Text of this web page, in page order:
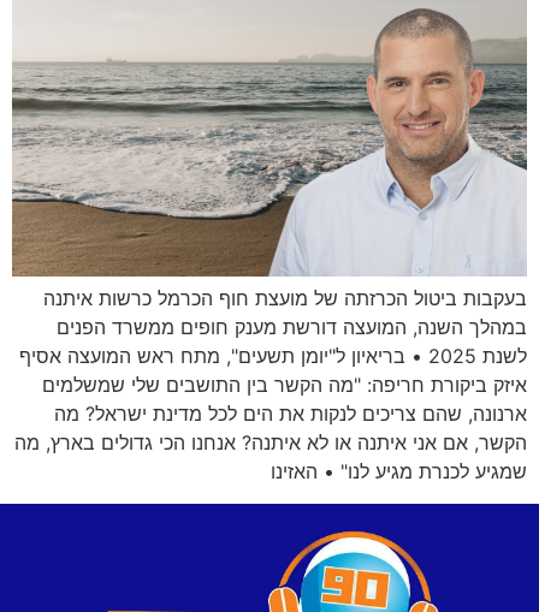
בעקבות ביטול הכרזתה של מועצת חוף הכרמל כרשות איתנה
במהלך השנה, המועצה דורשת מענק חופים ממשרד הפנים
לשנת 2025 • בריאיון ל"יומן תשעים", מתח ראש המועצה אסיף
איזק ביקורת חריפה: "מה הקשר בין התושבים שלי שמשלמים
ארנונה, שהם צריכים לנקות את הים לכל מדינת ישראל? מה
הקשר, אם אני איתנה או לא איתנה? אנחנו הכי גדולים בארץ, מה
שמגיע לכנרת מגיע לנו" • האזינו